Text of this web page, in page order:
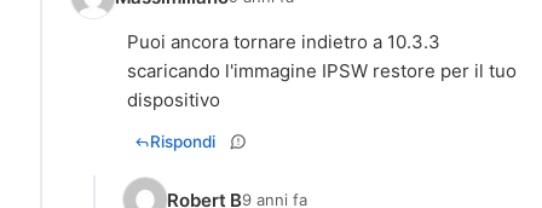
Puoi ancora tornare indietro a 10.3.3
scaricando l'immagine IPSW restore per il tuo
dispositivo
Rispondi
Robert B9 anni fa